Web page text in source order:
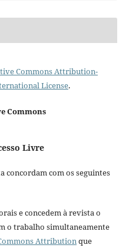
Commons Attribution-
License.
Commons
Livre
concordam com os seguintes
e concedem à revista o
o trabalho simultaneamente
Attributionque